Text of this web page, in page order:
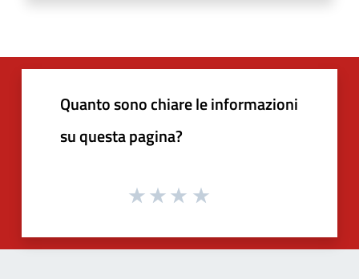
Quanto sono chiare le informazioni
su questa pagina?